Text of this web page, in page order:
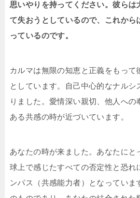
思いやりを持ってください。彼らは
て失おうとしているので、これから
っているのです。
カルマは無限の知恵と正義をもって
としています。自己中心的なナルシ
りました。愛情深い親切、他人への
ある共感の時が近づいています。
あなたの時が来ました。あなたにと
球上で感じたすべての否定性と恐れ
ンパス（共感能力者）となっていま